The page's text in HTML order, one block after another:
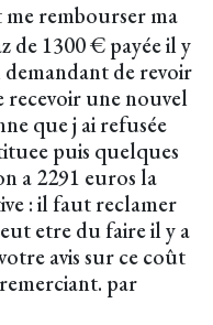
rembourser ma
de 1300 € payée il y
demandant de revoir
recevoir une nouvel
que j ai refusée
puis quelques
a 2291 euros la
: il faut reclamer
etre du faire il y a
avis sur ce coût
par